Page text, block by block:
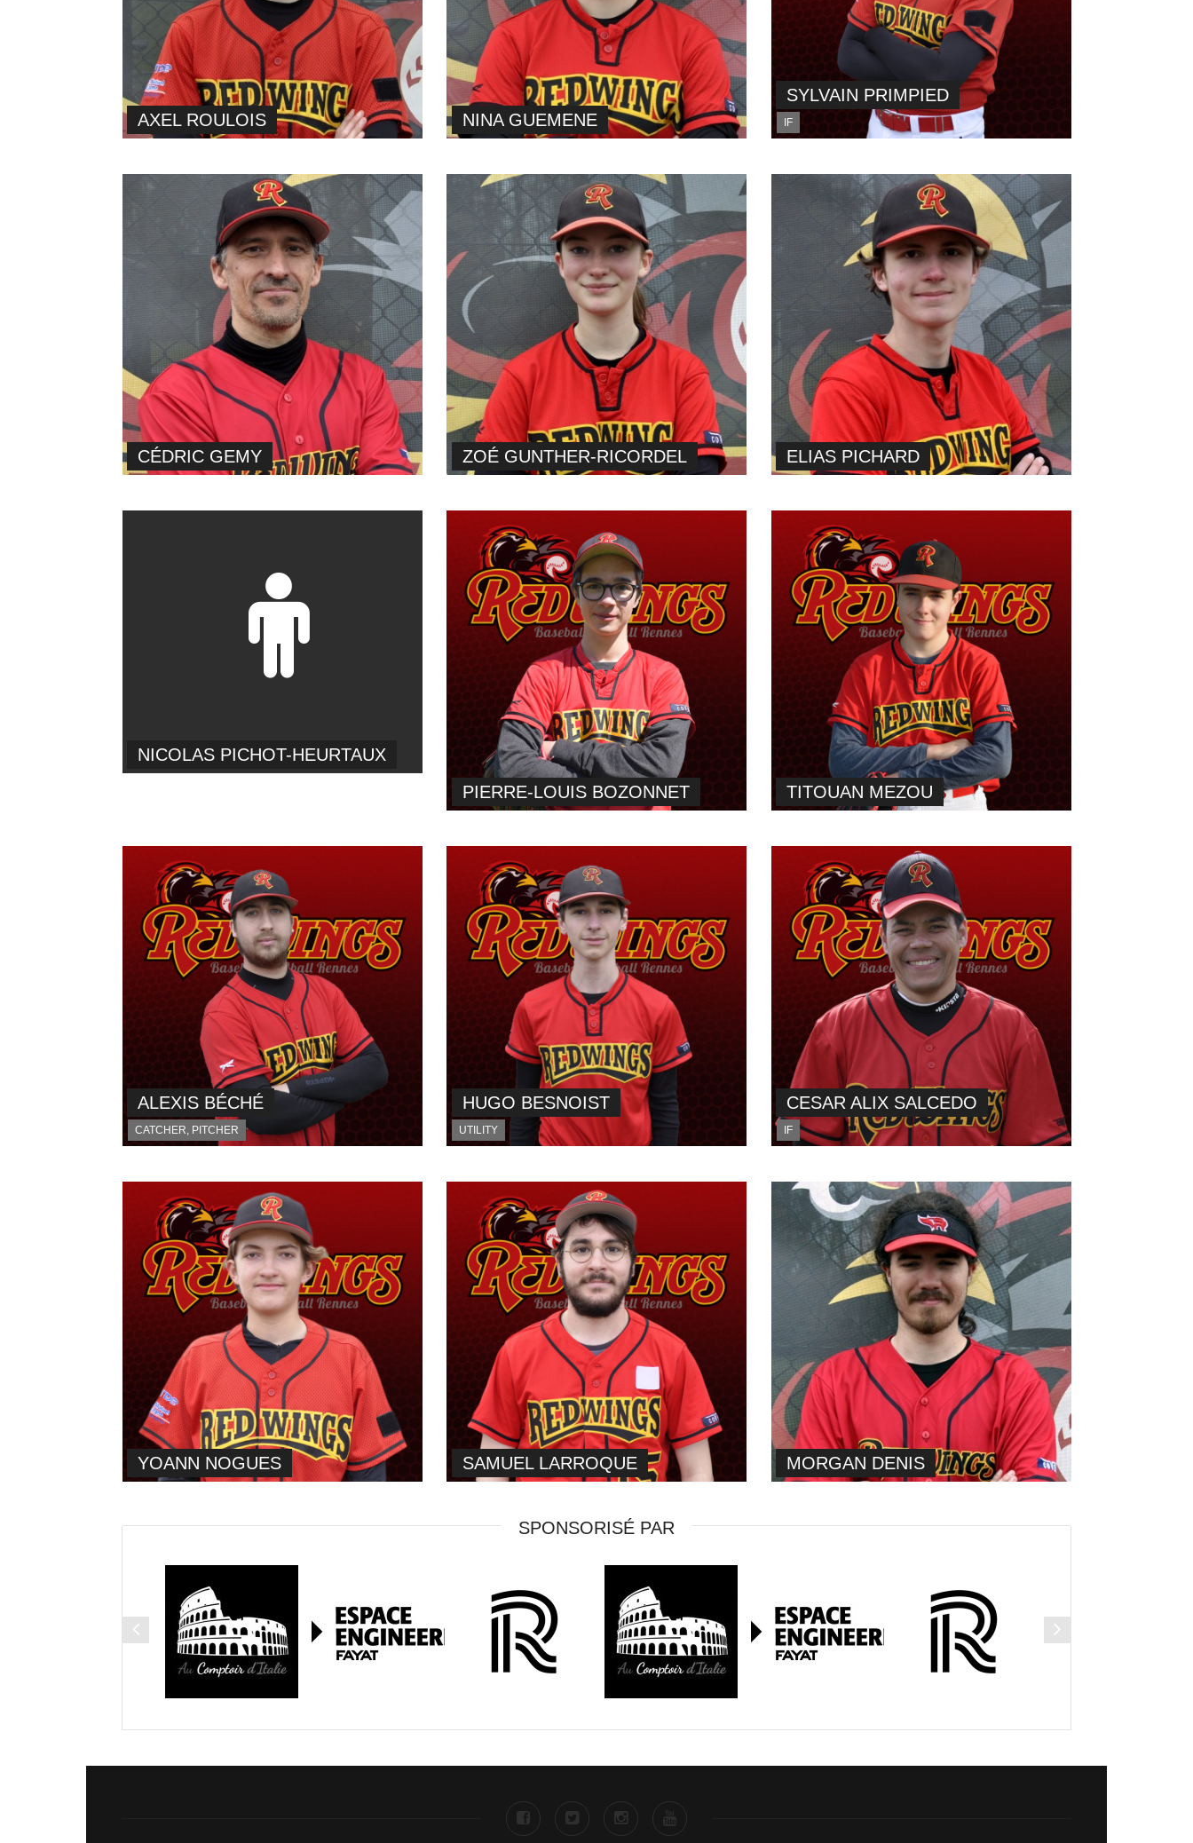
AXEL ROULOIS NINA GUEMENE
SYLVAIN PRIMPIED
IF
CÉDRIC GEMY ZOÉ GUNTHER-RICORDEL ELIAS PICHARD
NICOLAS PICHOT-HEURTAUX
PIERRE-LOUIS BOZONNET
TITOUAN MEZOU
ALEXIS BÉCHÉ
CATCHER, PITCHER
HUGO BESNOIST
UTILITY
CESAR ALIX SALCEDO
IF
YOANN NOGUES SAMUEL LARROQUE MORGAN DENIS
SPONSORISÉ PAR